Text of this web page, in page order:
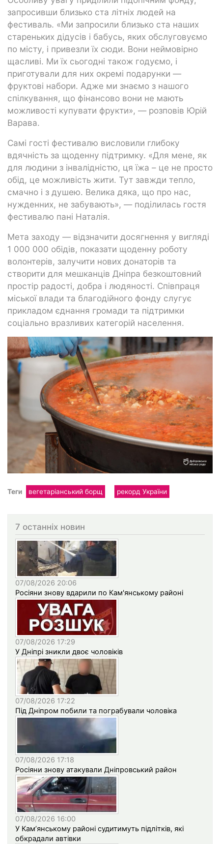
запросивши близько ста літніх людей на
фестиваль. «Ми запросили близько ста наших
стареньких дідусів і бабусь, яких обслуговуємо
по місту, і привезли їх сюди. Вони неймовірно
щасливі. Ми їх сьогодні також годуємо, і
приготували для них окремі подарунки —
фруктові набори. Адже ми знаємо з нашого
спілкування, що фінансово вони не мають
можливості купувати фрукти», — розповів Юрій
Варава.
Самі гості фестивалю висловили глибоку
вдячність за щоденну підтримку. «Для мене, як
для людини з інвалідністю, ця їжа – це не просто
обід, це можливість жити. Тут завжди тепло,
смачно і з душею. Велика дяка, що про нас,
нужденних, не забувають», — поділилась гостя
фестивалю пані Наталія.
Мета заходу — відзначити досягнення у вигляді
1 000 000 обідів, показати щоденну роботу
волонтерів, залучити нових донаторів та
створити для мешканців Дніпра безкоштовний
простір радості, добра і людяності. Співпраця
міської влади та благодійного фонду слугує
прикладом єднання громади та підтримки
соціально вразливих категорій населення.
Теги вегетаріанський борщ рекорд України
7 останніх новин
07/08/2026 20:06
Росіяни знову вдарили по Кам'янському районі
07/08/2026 17:29
У Дніпрі зникли двоє чоловіків
07/08/2026 17:22
Під Дніпром побили та пограбували чоловіка
07/08/2026 17:18
Росіяни знову атакували Дніпровський район
07/08/2026 16:00
У Кам’янському районі судитимуть підлітків, які
обкрадали автівки